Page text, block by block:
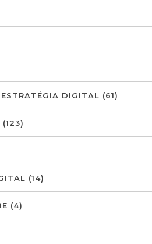
DIGITAL (61)
(123)
(14)
(4)